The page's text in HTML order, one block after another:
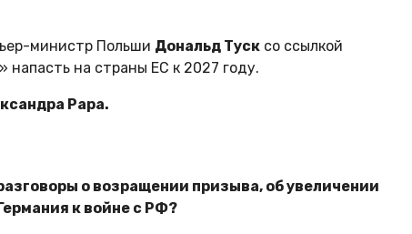
министр Польши Дональд Туск со ссылкой
на страны ЕС к 2027 году.
Рара.
о возращении призыва, об увеличении
к войне с РФ?